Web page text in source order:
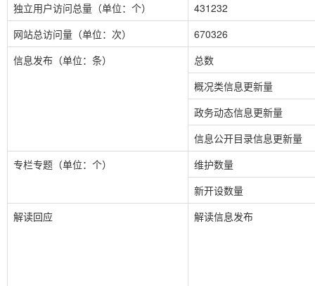
独立用户访问总量（单位：个）
431232
网站总访问量（单位：次）
670326
信息发布（单位：条）
总数
概况类信息更新量
政务动态信息更新量
信息公开目录信息更新量
专栏专题（单位：个）
维护数量
新开设数量
解读回应
解读信息发布